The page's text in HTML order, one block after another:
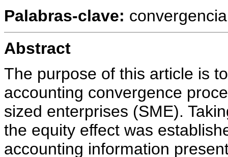
Palabras-clave:
Abstract
The purpose of this article is
accounting convergence
sized enterprises (SME).
the equity effect was
accounting information